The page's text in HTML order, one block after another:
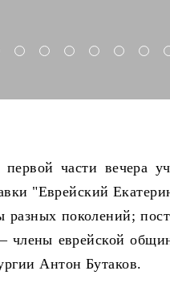
части вечера
"Еврейский
поколений;
члены еврейской
Антон Бутаков.